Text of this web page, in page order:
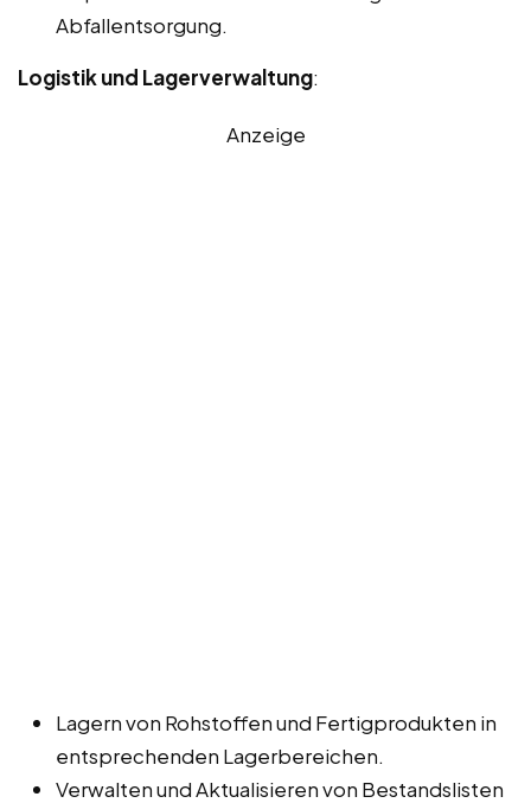
Abfallentsorgung.
Logistik und Lagerverwaltung:
Anzeige
Lagern von Rohstoffen und Fertigprodukten in
entsprechenden Lagerbereichen.
Verwalten und Aktualisieren von Bestandslisten